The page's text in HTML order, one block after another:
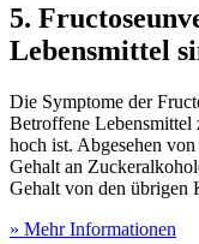
5.
Lebensmittel
Die Symptome der
Betroffene Lebensmittel
hoch ist. Abgesehen
Gehalt an
Gehalt von den übrigen
» Mehr Informationen